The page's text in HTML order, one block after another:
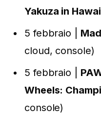
Yakuza in
5 febbraio |
cloud, console)
5 febbraio |
Wheels:
console)